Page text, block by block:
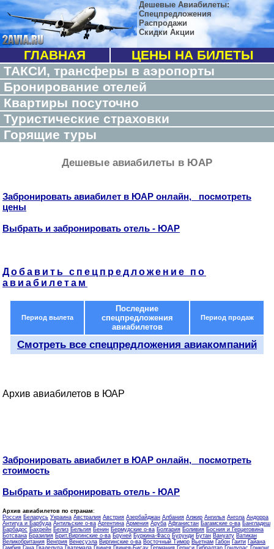
Дешевые Авиабилеты:
Спецпредложения
Распродажи
Скидки Акции
ГЛАВНАЯ
ЦЕНЫ НА БИЛЕТЫ
ТАКСИ, трансферы в аэропорты
Бронирование отелей
Квартиры посуточно
Туристические страховки
Горящие туры
Дешевые авиабилеты в ЮАР
Забронировать авиабилет в ЮАР онлайн, посмотреть
цены
Выбрать и забронировать отель - ЮАР
Добавить спецпредложение по
авиабилетам
Период вылета
Последние
спецпредложения
авиабилетов
Период продаж
Смотреть все спецпредложения авиакомпаний
Архив авиабилетов в ЮАР
Забронировать авиабилет в ЮАР онлайн, посмотреть
стоимость
Выбрать и забронировать отель - ЮАР
Архив авиабилетов по странам:
Россия Беларусь Украина Австралия Австрия Азербайджан Албания Алжир Ангилья Ангола Андорра
Антигуа и Барбуда Антильские о-ва Аргентина Армения Аруба Афганистан Багамские о-ва Бангладеш
Барбадос Бахрейн Белиз Бельгия Бенин Бермудские о-ва Болгария Боливия Босния и Герцеговина
Ботсвана Бразилия Брит.Виргинские о-ва Бруней Буркина-Фасо Бурунди Бутан Вануату Ватикан
Великобритания Венгрия Венесуэла Виргинские о-ва Восточный Тимор Вьетнам Габон Гаити Гайана
Гамбия Гана Гваделупа Гватемала Гвинея Гвинея-Бисау Германия Гернси Гибралтар Гондурас Гонконг